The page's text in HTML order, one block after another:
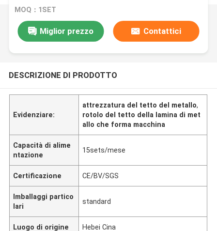
a macchina funziona
MOQ：1SET
Miglior prezzo Contattici
DESCRIZIONE DI PRODOTTO
Evidenziare:
attrezzatura del tetto del metallo,
rotolo del tetto della lamina di met
allo che forma macchina
Capacità di alime
ntazione
15sets/mese
Certificazione CE/BV/SGS
Imballaggi partico
lari
standard
Luogo di origine Hebei Cina